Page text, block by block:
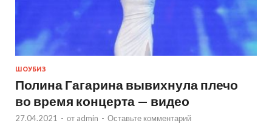
ШОУБИЗ
Полина Гагарина вывихнула плечо
во время концерта — видео
27.04.2021 - от admin - Оставьте комментарий